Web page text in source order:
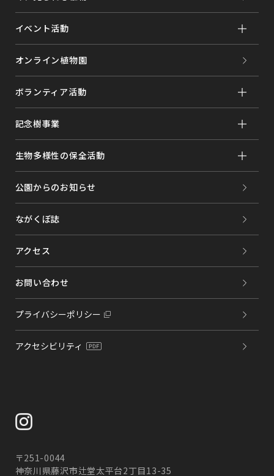
イベント活動
オンライン植物園
ボランティア活動
記念樹事業
生物多様性の保全活動
公園からのお知らせ
ながくぼ誌
アクセス
お問い合わせ
プライバシーポリシー
アクセシビリティ
〒251-0044
神奈川県藤沢市辻堂太平台2丁目13-35